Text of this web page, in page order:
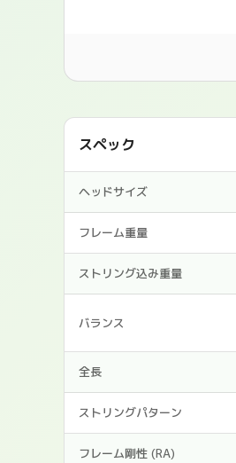
スペック
ヘッドサイズ
フレーム重量
ストリング込み重量
バランス
全長
ストリングパターン
フレーム剛性 (RA)